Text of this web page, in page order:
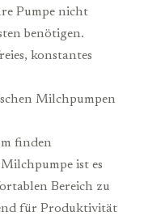
Pumpe nicht
benötigen.
konstantes
Milchpumpen
finden
ist es
Bereich zu
für Produktivität